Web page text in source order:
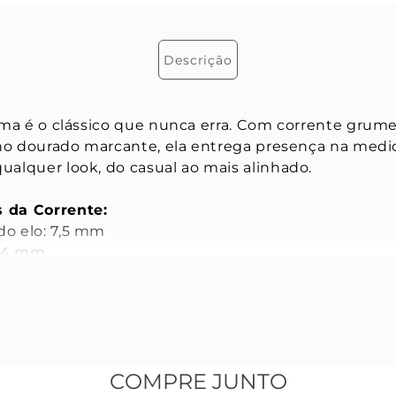
Descrição
é o clássico que nunca erra. Com corrente
dourado marcante, ela entrega presença na
look, do casual ao mais alinhado.
da Corrente:
elo: 7,5 mm
mm
de aço inoxidável na cor dourada 3 mm de
COMPRE JUNTO